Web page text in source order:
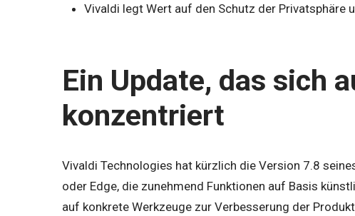
Vivaldi legt Wert auf den Schutz der Privatsphäre
Ein Update, das sich
konzentriert
Vivaldi Technologies hat kürzlich die Version 7.8
oder Edge, die zunehmend Funktionen auf Basis
auf konkrete Werkzeuge zur Verbesserung der